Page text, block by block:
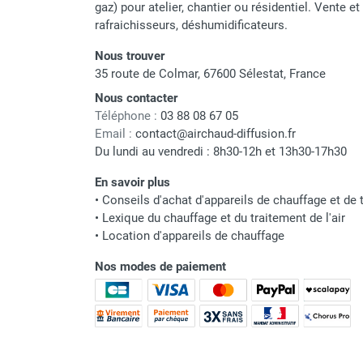
punaises de lit
Chauffage électrique infrarouge
Chauffage mobile au fioul et GNR
Chauffage fioul soufflant avec
cheminée et réservoir intégré
Chauffage fioul soufflant avec
cheminée à raccorder sur citerne
cheminée à combustion directe
Chauffage fioul
infrarouge/rayonnant
Chauffage mobile au gaz propane /
butane
Chauffage mobile au gaz à
combustion directe
Chauffage mobile au gaz à
gaz) pour atelier, chantier ou résidentiel. Vente
rafraichisseurs, déshumidificateurs.
Nous trouver
35 route de Colmar, 67600 Sélestat, France
Nous contacter
Téléphone : 03 88 08 67 05
Email : contact@airchaud-diffusion.fr
Du lundi au vendredi : 8h30-12h et 13h30-17h30
En savoir plus
• Conseils d'achat d'appareils de chauffage et de
• Lexique du chauffage et du traitement de l'air
• Location d'appareils de chauffage
Nos modes de paiement